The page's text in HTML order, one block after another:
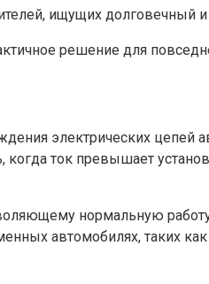
ищущих долговечный
решение для
электрических цепей
ток превышает
нормальную
автомобилях, таких